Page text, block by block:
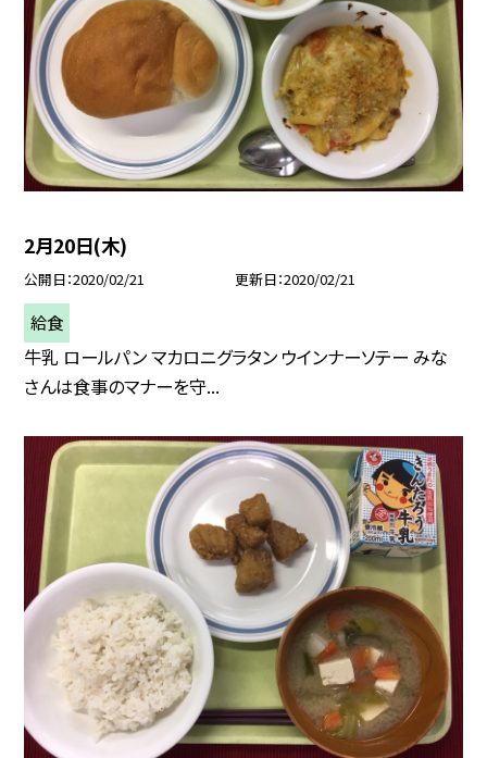
2月20日(木)
公開日 2020/02/21 更新日 2020/02/21
給食
牛乳 ロールパン マカロニグラタン ウインナーソテー みな
さんは食事のマナーを守...